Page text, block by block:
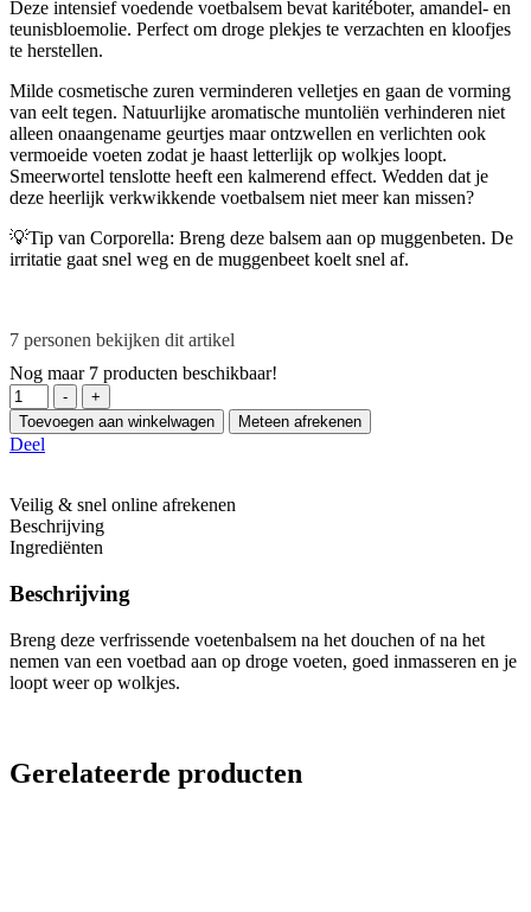
Deze intensief voedende voetbalsem bevat karitéboter, amandel- en
teunisbloemolie. Perfect om droge plekjes te verzachten en kloofjes
te herstellen.
Milde cosmetische zuren verminderen velletjes en gaan de vorming
van eelt tegen. Natuurlijke aromatische muntoliën verhinderen niet
alleen onaangename geurtjes maar ontzwellen en verlichten ook
vermoeide voeten zodat je haast letterlijk op wolkjes loopt.
Smeerwortel tenslotte heeft een kalmerend effect. Wedden dat je
deze heerlijk verkwikkende voetbalsem niet meer kan missen?
💡Tip van Corporella: Breng deze balsem aan op muggenbeten. De
irritatie gaat snel weg en de muggenbeet koelt snel af.
7 personen bekijken dit artikel
Nog maar 7 producten beschikbaar!
Hoeveelheid
-
+
Toevoegen aan winkelwagen
Meteen afrekenen
Deel
Veilig & snel online afrekenen
Beschrijving
Ingrediënten
Beschrijving
Breng deze verfrissende voetenbalsem na het douchen of na het
nemen van een voetbad aan op droge voeten, goed inmasseren en je
loopt weer op wolkjes.
Gerelateerde producten